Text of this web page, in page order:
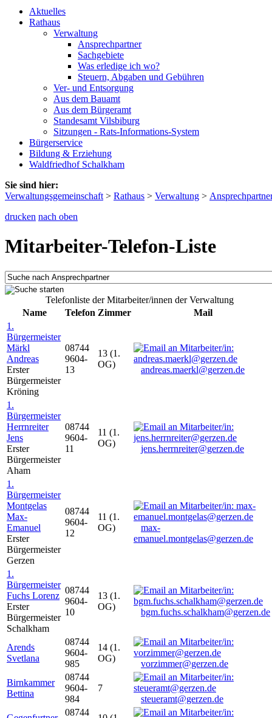
Aktuelles
Rathaus
Verwaltung
Ansprechpartner
Sachgebiete
Was erledige ich wo?
Steuern, Abgaben und Gebühren
Ver- und Entsorgung
Aus dem Bauamt
Aus dem Bürgeramt
Standesamt Vilsbiburg
Sitzungen - Rats-Informations-System
Bürgerservice
Bildung & Erziehung
Waldfriedhof Schalkham
Sie sind hier:
Verwaltungsgemeinschaft > Rathaus > Verwaltung >
drucken nach oben
Mitarbeiter-Telefon-Liste
Telefonliste der Mitarbeiter/innen der Verwaltung
Name
Telefon Zimmer
Mail
1.
Bürgermeister
Märkl
Andreas
Erster
Bürgermeister
Kröning
08744
9604-
13
13 (1.
OG)
andreas.maerkl@gerzen.de
1.
Bürgermeister
Herrnreiter
Jens
Erster
Bürgermeister
Aham
08744
9604-
11
11 (1.
OG)
jens.herrnreiter@gerzen.de
1.
Bürgermeister
Montgelas
Max-
Emanuel
Erster
Bürgermeister
Gerzen
08744
9604-
12
11 (1.
OG)
max-
emanuel.montgelas@gerzen.de
1.
Bürgermeister
Fuchs Lorenz
Erster
Bürgermeister
Schalkham
08744
9604-
10
13 (1.
OG)
bgm.fuchs.schalkham@gerzen.de
Arends
Svetlana
08744
9604-
985
14 (1.
OG)
vorzimmer@gerzen.de
Birnkammer
Bettina
08744
9604-
984
7
steueramt@gerzen.de
08744